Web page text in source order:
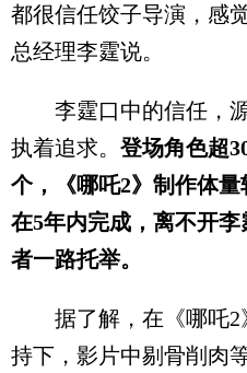
都很信任饺子导演，感
总经理李霆说。
李霆口中的信任，源
执着追求。 登场角色超
个，《哪吒2》制作体
在5年内完成，离不开
者一路托举。
据了解，在《哪吒2
持下，影片中剔骨削肉